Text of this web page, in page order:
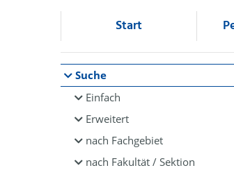
Start
Suche
Einfach
Erweitert
nach Fachgebiet
nach Fakultät / Sektion